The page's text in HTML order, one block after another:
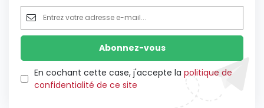
En cochant cette case, j'accepte la politique de
confidentialité de ce site